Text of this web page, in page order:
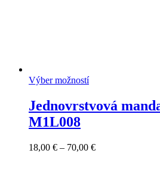
Výber možností
Jednovrstvová
M1L008
18,00 € – 70,00 €Price